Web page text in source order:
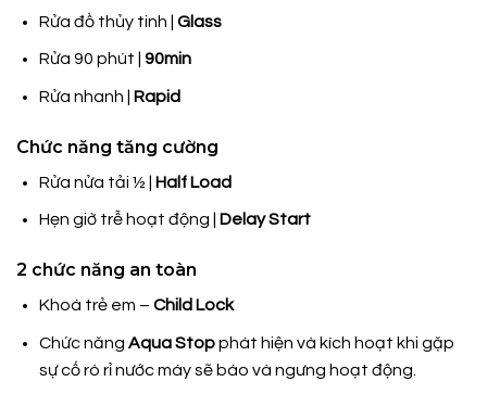
Rửa đồ thủy tinh | Glass
Rửa 90 phút | 90min
Rửa nhanh | Rapid
Chức năng tăng cường
Rửa nửa tải ½ | Half Load
Hẹn giờ trễ hoạt động | Delay Start
2 chức năng an toàn
Khoá trẻ em – Child Lock
Chức năng Aqua Stopphát hiện và kích hoạt khi gặp
sự cố rò rỉ nước máy sẽ báo và ngưng hoạt động.